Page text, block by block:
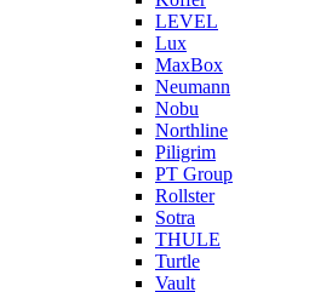
LEVEL
Lux
MaxBox
Neumann
Nobu
Northline
Piligrim
PT Group
Rollster
Sotra
THULE
Turtle
Vault